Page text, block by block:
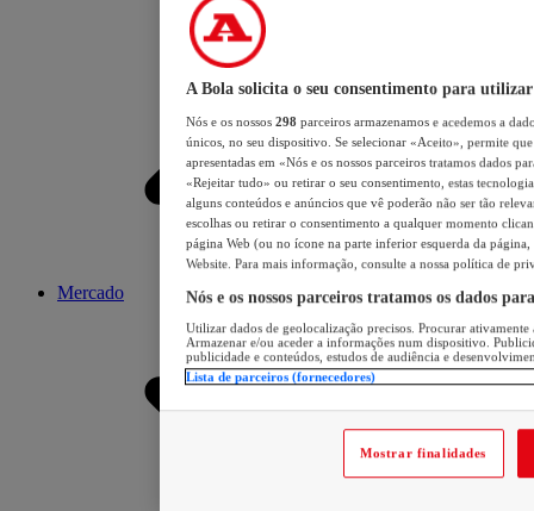
Mercado
A Bola solicita o seu consentimento para utilizar
Nós e os nossos 298 parceiros armazenamos e acedemos a
únicos, no seu dispositivo. Se selecionar «Aceito», permite
apresentadas em «Nós e os nossos parceiros tratamos dados
«Rejeitar tudo» ou retirar o seu consentimento, estas
alguns conteúdos e anúncios que vê poderão não ser tão
escolhas ou retirar o consentimento a qualquer momento
página Web (ou no ícone na parte inferior esquerda da página,
Website. Para mais informação, consulte a nossa política de
Nós e os nossos parceiros tratamos os dados
Utilizar dados de geolocalização precisos. Procurar
Armazenar e/ou aceder a informações num dispositivo.
publicidade e conteúdos, estudos de audiência e
Lista de parceiros (fornecedores)
Mostrar finalidades